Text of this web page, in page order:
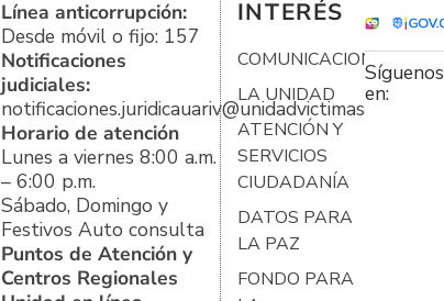
Línea anticorrupción:
Desde móvil o fijo: 157
Notificaciones
judiciales:
notificaciones.juridicauariv@unidadvictimas.gov.co
Horario de atención
Lunes a viernes 8:00 a.m.
– 6:00 p.m.
Sábado, Domingo y
Festivos Auto consulta
Puntos de Atención y
Centros Regionales
INTERÉS
COMUNICACIONES
LA UNIDAD
ATENCIÓN Y
SERVICIOS
CIUDADANÍA
DATOS PARA
LA PAZ
FONDO PARA
Síguenos
en: